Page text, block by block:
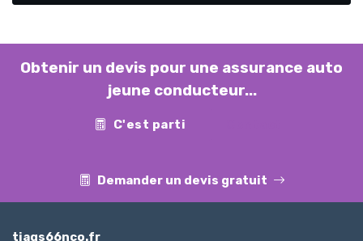
Obtenir un devis pour une assurance auto
jeune conducteur...
C'est parti
Demander un devis gratuit
tiags66nco.fr